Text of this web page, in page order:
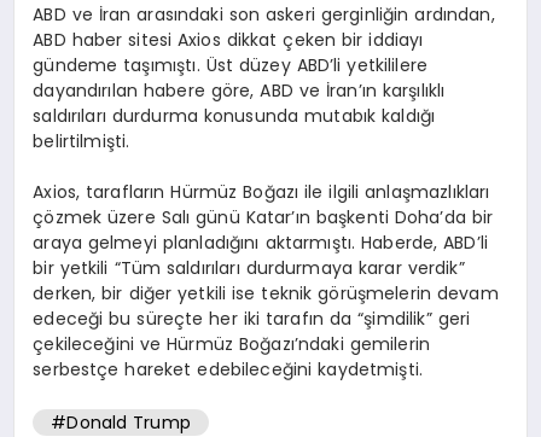
ABD ve İran arasındaki son askeri gerginliğin ardından,
ABD haber sitesi Axios dikkat çeken bir iddiayı
gündeme taşımıştı. Üst düzey ABD’li yetkililere
dayandırılan habere göre, ABD ve İran’ın karşılıklı
saldırıları durdurma konusunda mutabık kaldığı
belirtilmişti.
Axios, tarafların Hürmüz Boğazı ile ilgili anlaşmazlıkları
çözmek üzere Salı günü Katar’ın başkenti Doha’da bir
araya gelmeyi planladığını aktarmıştı. Haberde, ABD’li
bir yetkili “Tüm saldırıları durdurmaya karar verdik”
derken, bir diğer yetkili ise teknik görüşmelerin devam
edeceği bu süreçte her iki tarafın da “şimdilik” geri
çekileceğini ve Hürmüz Boğazı’ndaki gemilerin
serbestçe hareket edebileceğini kaydetmişti.
#Donald Trump